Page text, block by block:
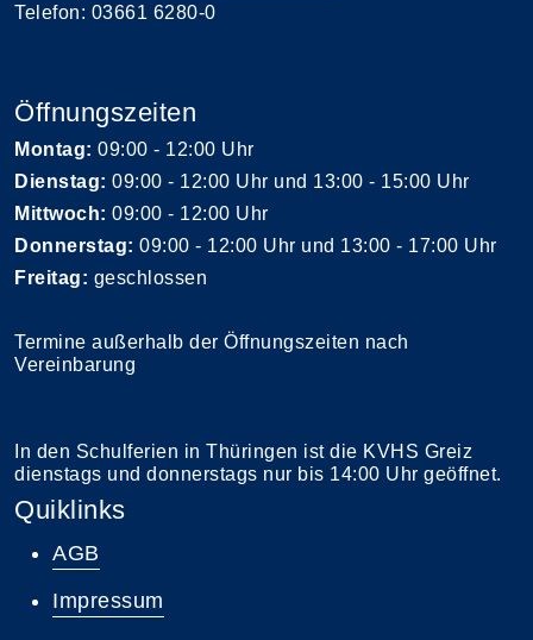
Telefon: 03661 6280-0
Öffnungszeiten
Montag: 09:00 - 12:00 Uhr
Dienstag: 09:00 - 12:00 Uhr und 13:00 - 15:00 Uhr
Mittwoch: 09:00 - 12:00 Uhr
Donnerstag: 09:00 - 12:00 Uhr und 13:00 - 17:00 Uhr
Freitag: geschlossen
Termine außerhalb der Öffnungszeiten nach
Vereinbarung
In den Schulferien in Thüringen ist die KVHS Greiz
dienstags und donnerstags nur bis 14:00 Uhr geöffnet.
Quiklinks
AGB
Impressum